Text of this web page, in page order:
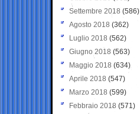
Settembre 2018 (586)
Agosto 2018 (362)
Luglio 2018 (562)
Giugno 2018 (563)
Maggio 2018 (634)
Aprile 2018 (547)
Marzo 2018 (599)
Febbraio 2018 (571)